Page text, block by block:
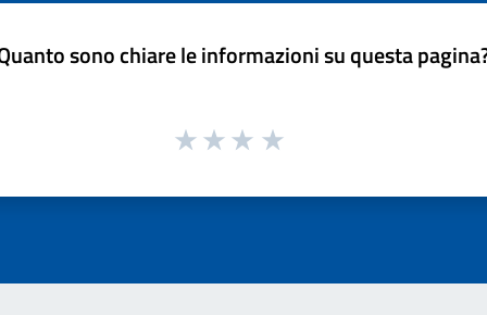
sono chiare le informazioni su questa